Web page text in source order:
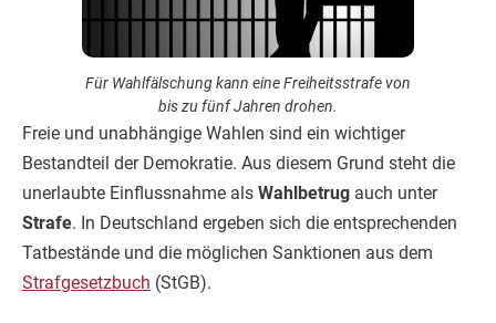
Für Wahlfälschung kann eine Freiheitsstrafe von
bis zu fünf Jahren drohen.
Freie und unabhängige Wahlen sind ein wichtiger
Bestandteil der Demokratie. Aus diesem Grund steht die
unerlaubte Einflussnahme als Wahlbetrug auch unter
Strafe. In Deutschland ergeben sich die entsprechenden
Tatbestände und die möglichen Sanktionen aus dem
Strafgesetzbuch (StGB).